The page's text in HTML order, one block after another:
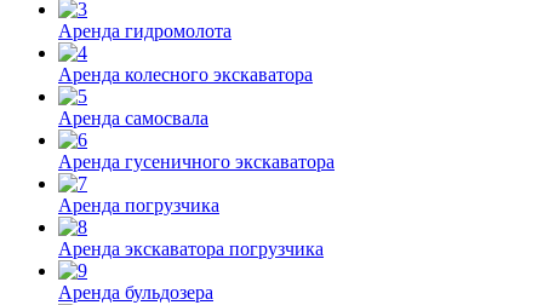
Аренда гидромолота
Аренда колесного экскаватора
Аренда самосвала
Аренда гусеничного экскаватора
Аренда погрузчика
Аренда экскаватора погрузчика
Аренда бульдозера